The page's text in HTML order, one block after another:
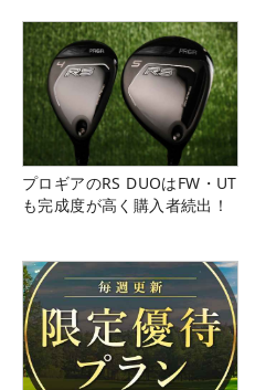
プロギアのRS DUOはFW・UT
も完成度が高く購入者続出！